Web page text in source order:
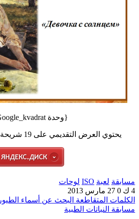
{وحدة Google_kvadrat}
يحتوي العرض التقديمي على 19 شريحة بحجم 2.7 ميجابايت
مسابقة لعبة ISO لوحات
4 ك
0 27 مارس 2013
الكلمات المتقاطعة البحث عن أسماء الطيور
مسابقة النباتات الطبية